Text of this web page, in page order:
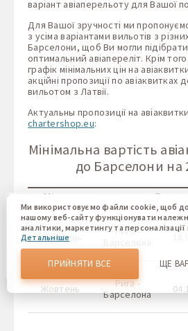
варіант авіаперельоту для Вашої
Для Вашої зручності ми
з усіма варіантами вильотів з
Барселони, щоб Ви могли
оптимальний авіапереліт. Крім
графік мінімальних цін на
акційні пропозиції по авіаквитках
вильотом з Латвії.
Актуальны пропозиції на
chartershop.eu:
Мінімальна вартість
до Барселони на
Місяць В один
Вересень
Рига -
Жовтень
Рига -
Барселона
Ми використовуємо файли cookie, щоб
нашому веб-сайту функціонувати
аналітики, маркетингу та
ви бачите. Файли cookie дозволяють нам
від інших користувачів нашого веб-
як ви використовуєте наш веб-сайт,
надати вам найкращі можливості та
покращення нашого сайту в
Ви погоджуєтеся на використання всіх
Ви можете оновити свої налаштування,
кнопку налаштувань cookie, або в будь-
Детальніше
ПРИЙНЯТИ ВСЕ ЩЕ